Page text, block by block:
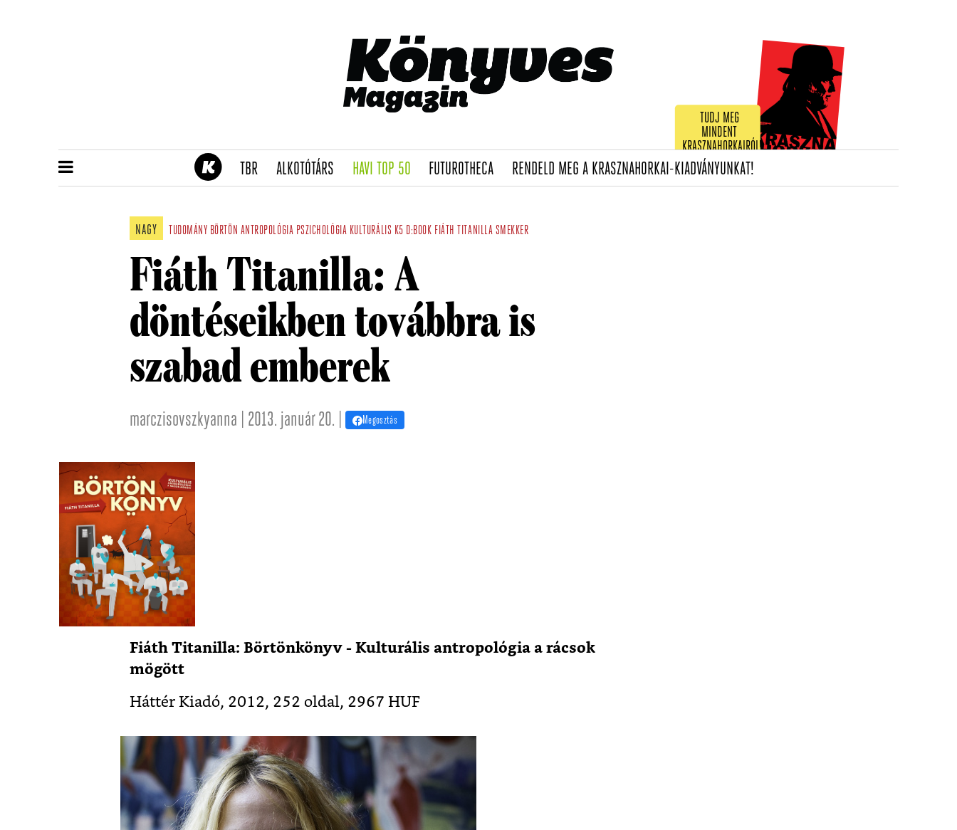
TUDJ MEG
MINDENT
KRASZNAHORKAIRÓL!
TBR(CURRENT)
ALKOTÓTÁRS(CURRENT)
HAVI TOP 50(CURRENT)
FUTUROTHECA(CURRENT)
RENDELD MEG A KRASZNAHORKAI-KIADVÁNYUNKAT!(CURRENT)
NAGY TUDOMÁNY BÖRTÖN ANTROPOLÓGIA PSZICHOLÓGIA KULTURÁLIS K5 D:BOOK FIÁTH TITANILLA SMEKKER
Fiáth Titanilla: A
döntéseikben továbbra is
szabad emberek
marczisovszkyanna | 2013. január 20. | Megosztás
Fiáth Titanilla: Börtönkönyv - Kulturális antropológia a rácsok
mögött
Háttér Kiadó, 2012, 252 oldal, 2967 HUF